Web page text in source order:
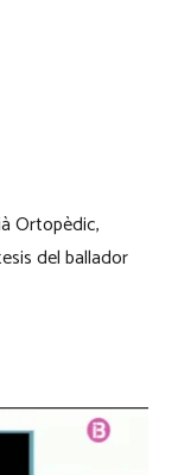
Ortopèdic,
del ballador